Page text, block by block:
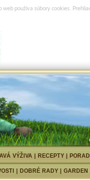
web používa súbory cookies.
VÝŽIVA| RECEPTY|
DOBRÉ RADY